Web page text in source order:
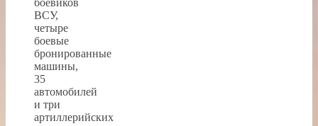
ВСУ,
четыре
боевые
бронированные
машины,
35
автомобилей
и три
артиллерийских